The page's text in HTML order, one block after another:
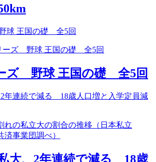
球 王国の礎 全5回
ズ 野球 王国の礎 全5回
年連続で減る 18歳人口増と入学定員減
大、2年連続で減る 18歳